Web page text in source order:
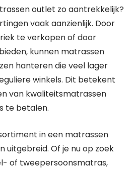
outlet zo aantrekkelijk?
vaak aanzienlijk. Door
te verkopen of door
kunnen matrassen
hanteren die veel lager
winkels. Dit betekent
van kwaliteitsmatrassen
te betalen.
in een matrassen
uitgebreid. Of je nu op zoek
of tweepersoonsmatras,